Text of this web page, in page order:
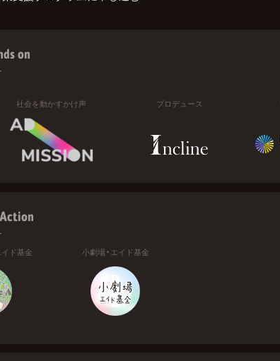
on
社会を動かすかけ声 プロデュース
ド基金 小劇場・エイド基金